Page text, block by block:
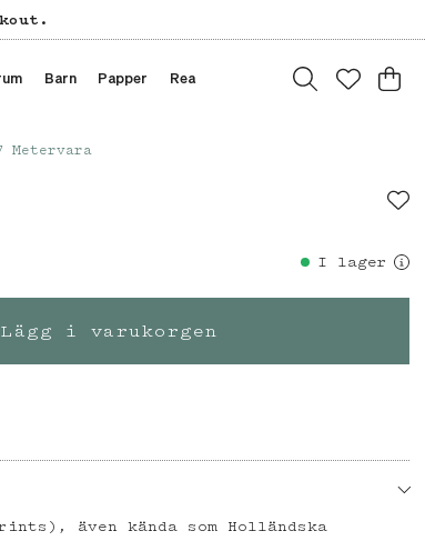
Barn Papper Rea
Metervara
I lager
Lägg i varukorgen
även kända som Holländska